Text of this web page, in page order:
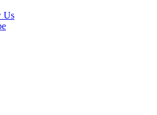
Us